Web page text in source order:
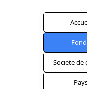
Societe de